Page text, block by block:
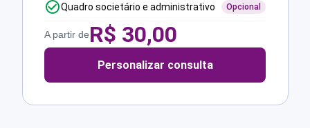
Quadro societário e administrativo Opcional
A partir deR$ 30,00
Personalizar consulta